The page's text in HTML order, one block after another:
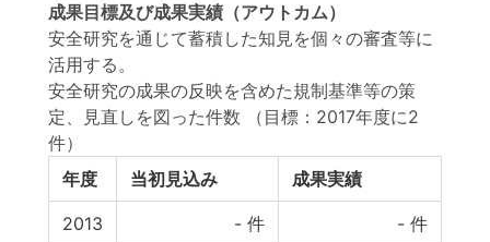
成果目標及び成果実績 （アウトカム）
安全研究を通じて蓄積した知見を個々の審査等に
活用する。
安全研究の成果の反映を含めた規制基準等の策
定、見直しを図った件数
（目標：2017年度に2
件）
年度
当初見込み 成果実績
2013 - 件 - 件